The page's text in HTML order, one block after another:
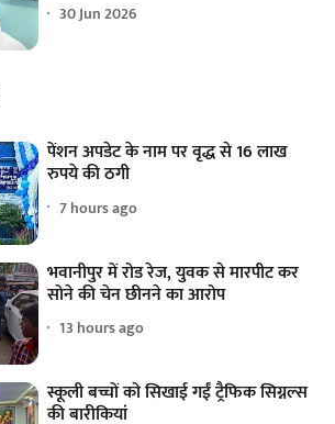
30 Jun 2026
पेंशन अपडेट के नाम पर वृद्ध से 16 लाख
रुपये की ठगी
7 hours ago
भवानीपुर में रोड रेज, युवक से मारपीट कर
सोने की चेन छीनने का आरोप
13 hours ago
स्कूली बच्चों को सिखाई गईं ट्रैफिक सिग्नल्स
की बारीकियां